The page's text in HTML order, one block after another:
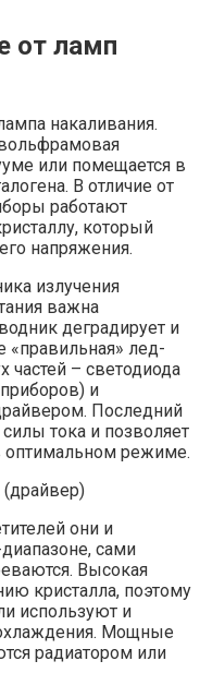
от ламп
накаливания.
или помещается в
В отличие от
работают
который
напряжения.
излучения
важна
деградирует и
«правильная» лед-
частей – светодиода
и
Последний
тока и позволяет
оптимальном режиме.
они и
сами
Высокая
кристалла, поэтому
используют и
Мощные
радиатором или